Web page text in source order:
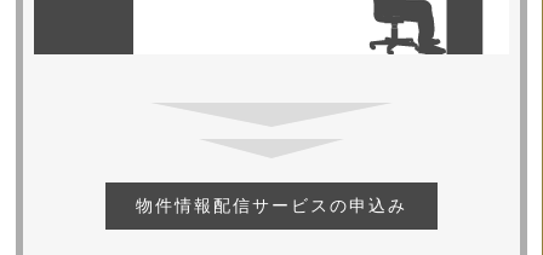
物件情報配信サービスの申込み